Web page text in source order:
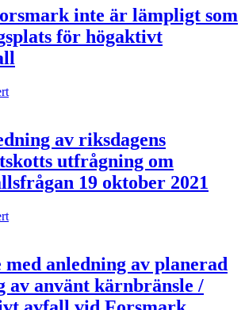
inte är lämpligt som
för högaktivt
av riksdagens
utfrågning om
19 oktober 2021
anledning av planerad
av använt kärnbränsle /